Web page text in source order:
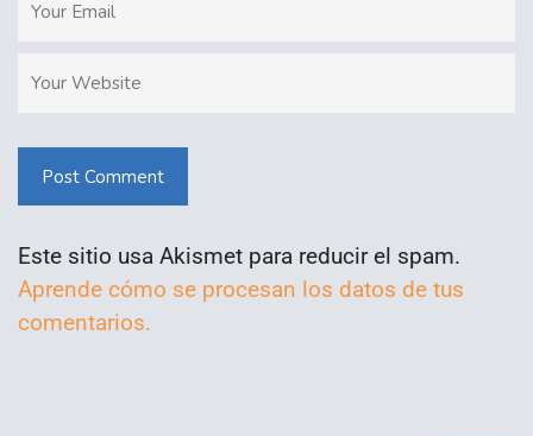
Post Comment
Este sitio usa Akismet para reducir el spam.
Aprende cómo se procesan los datos de tus
comentarios.